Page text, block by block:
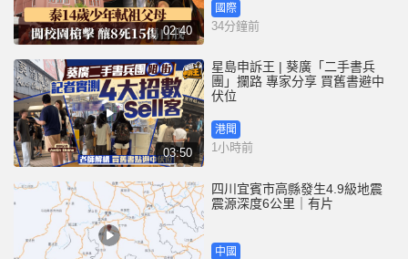
02:40
國際
34分鐘前
03:50
星島申訴王 | 葵廣「二手書兵
團」攔路 專家分享 買舊書避中
伏位
港聞
1小時前
四川宜賓市高縣發生4.9級地震
震源深度6公里｜有片
中國